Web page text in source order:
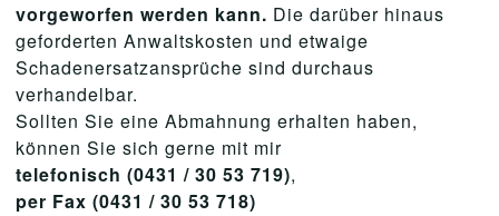
vorgeworfen werden kann. Die darüber hinaus
geforderten Anwaltskosten und etwaige
Schadenersatzansprüche sind durchaus
verhandelbar.
Sollten Sie eine Abmahnung erhalten haben,
können Sie sich gerne mit mir
telefonisch (0431 / 30 53 719),
per Fax (0431 / 30 53 718)